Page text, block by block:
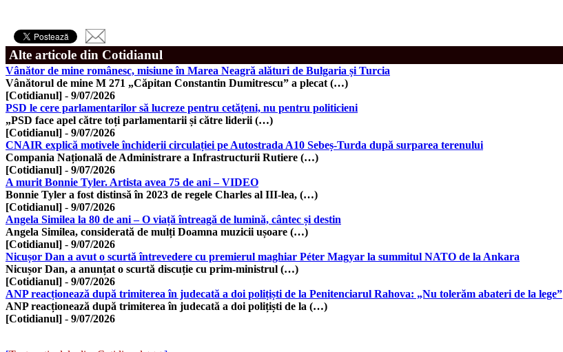
Alte articole din Cotidianul
Vânător de mine românesc, misiune în Marea Neagră alături de Bulgaria și Turcia
Vânătorul de mine M 271 „Căpitan Constantin Dumitrescu” a plecat (…)
[Cotidianul] - 9/07/2026
PSD le cere parlamentarilor să lucreze pentru cetățeni, nu pentru politicieni
„PSD face apel către toți parlamentarii și către liderii (…)
[Cotidianul] - 9/07/2026
CNAIR explică motivele închiderii circulației pe Autostrada A10 Sebeș-Turda după surparea terenului
Compania Națională de Administrare a Infrastructurii Rutiere (…)
[Cotidianul] - 9/07/2026
A murit Bonnie Tyler. Artista avea 75 de ani – VIDEO
Bonnie Tyler a fost distinsă în 2023 de regele Charles al III-lea, (…)
[Cotidianul] - 9/07/2026
Angela Similea la 80 de ani – O viață întreagă de lumină, cântec și destin
Angela Similea, considerată de mulți Doamna muzicii ușoare (…)
[Cotidianul] - 9/07/2026
Nicușor Dan a avut o scurtă întrevedere cu premierul maghiar Péter Magyar la summitul NATO de la Ankara
Nicușor Dan, a anunțat o scurtă discuție cu prim-ministrul (…)
[Cotidianul] - 9/07/2026
ANP reacționează după trimiterea în judecată a doi polițiști de la Penitenciarul Rahova: „Nu tolerăm abateri de la lege”
ANP reacționează după trimiterea în judecată a doi polițiști de la (…)
[Cotidianul] - 9/07/2026